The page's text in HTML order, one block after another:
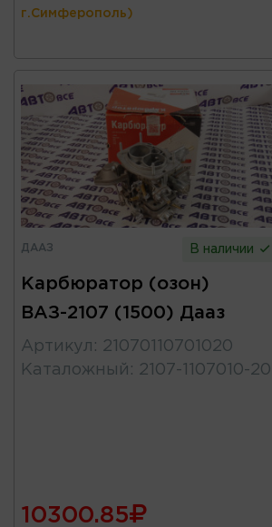
г.Симферополь)
ДААЗ В наличии
Карбюратор (озон)
ВАЗ-2107 (1500) Дааз
Артикул : 21070110701020
Каталожный : 2107-1107010-20
10300.85